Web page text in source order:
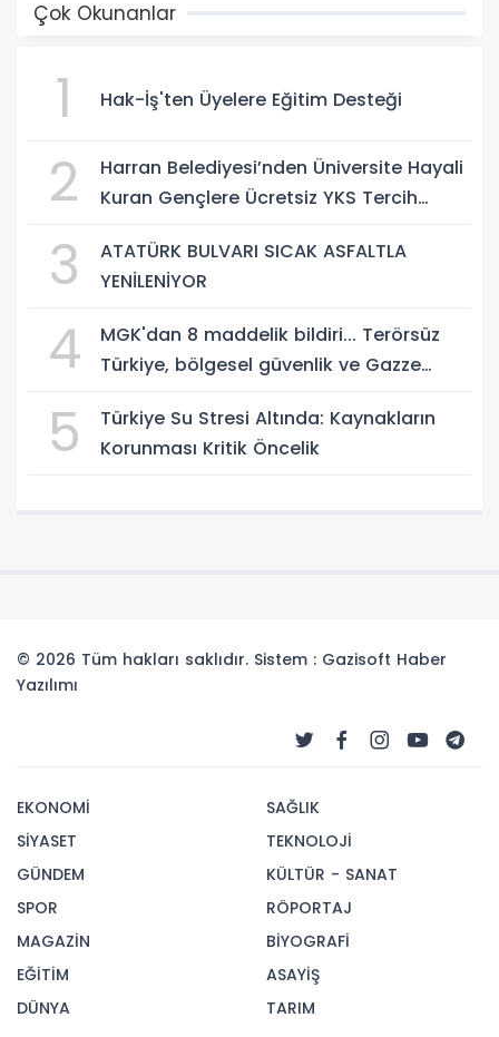
Çok Okunanlar
1 Hak-İş'ten Üyelere Eğitim Desteği
2
Harran Belediyesi’nden Üniversite Hayali
Kuran Gençlere Ücretsiz YKS Tercih
3
ATATÜRK BULVARI SICAK ASFALTLA
YENİLENİYOR
4
MGK'dan 8 maddelik bildiri... Terörsüz
Türkiye, bölgesel güvenlik ve Gazze
5
Türkiye Su Stresi Altında: Kaynakların
Korunması Kritik Öncelik
© 2026 Tüm hakları saklıdır. Sistem : Gazisoft Haber
Yazılımı
EKONOMİ
SİYASET
GÜNDEM
SPOR
MAGAZİN
EĞİTİM
DÜNYA
SAĞLIK
TEKNOLOJİ
KÜLTÜR - SANAT
RÖPORTAJ
BİYOGRAFİ
ASAYİŞ
TARIM